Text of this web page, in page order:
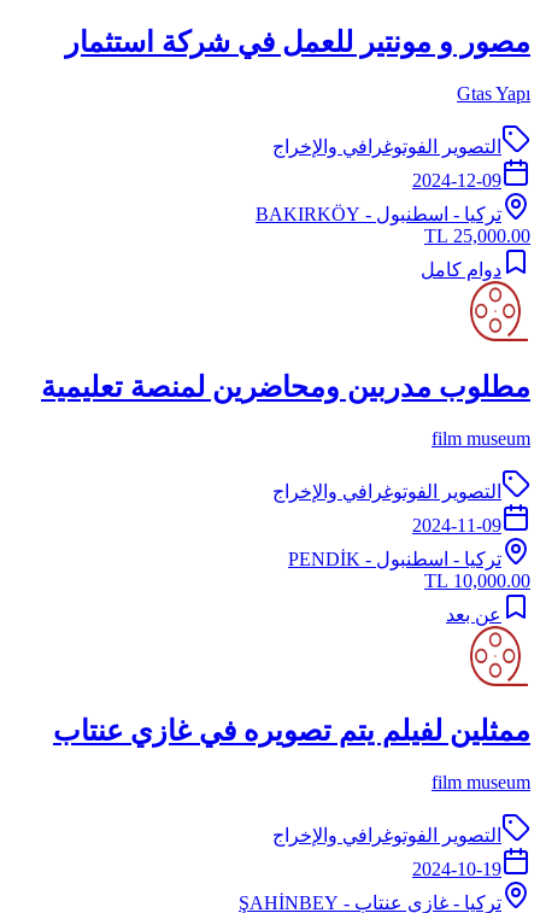
مصور و مونتير للعمل في شركة استثمار
Gtas Yapı
التصوير الفوتوغرافي والإخراج
2024-12-09
تركيا - اسطنبول - BAKIRKÖY
25,000.00 TL
دوام كامل
مطلوب مدربين ومحاضرين لمنصة تعليمية
film museum
التصوير الفوتوغرافي والإخراج
2024-11-09
تركيا - اسطنبول - PENDİK
10,000.00 TL
عن بعد
ممثلين لفيلم يتم تصويره في غازي عنتاب
film museum
التصوير الفوتوغرافي والإخراج
2024-10-19
تركيا - غازي عنتاب - ŞAHİNBEY